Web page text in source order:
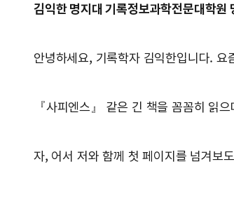
김익한 명지대 기록정보과학전문대학원
안녕하세요, 기록학자 김익한입니다.
『사피엔스』 같은 긴 책을 꼼꼼히 읽
자, 어서 저와 함께 첫 페이지를 넘겨보